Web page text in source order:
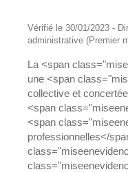
Vérifié le 30/01/2023 -
administrative (Premier
La <span
une <span
collective et
<span
<span
professionnelles</